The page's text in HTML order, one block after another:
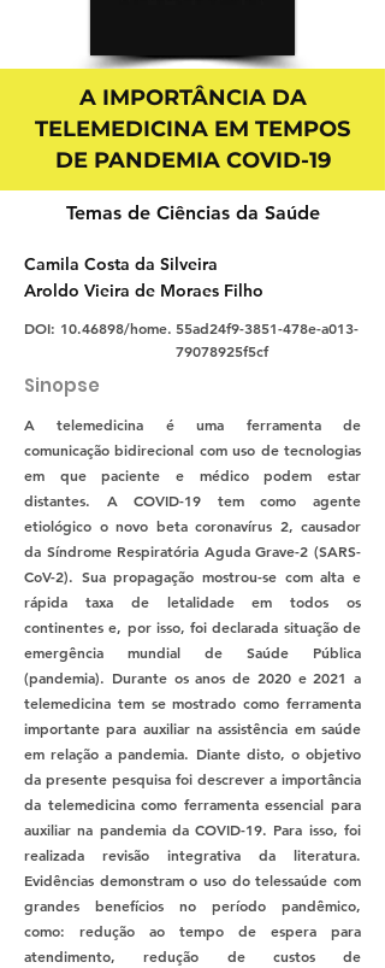
A IMPORTÂNCIA DA
TELEMEDICINA EM TEMPOS
DE PANDEMIA COVID-19
Temas de Ciências da Saúde
Camila Costa da Silveira
Aroldo Vieira de Moraes Filho
DOI: 10.46898/home. 55ad24f9-3851-478e-a013-
79078925f5cf
Sinopse
A telemedicina é uma ferramenta de
comunicação bidirecional com uso de tecnologias
em que paciente e médico podem estar
distantes. A COVID-19 tem como agente
etiológico o novo beta coronavírus 2, causador
da Síndrome Respiratória Aguda Grave-2 (SARS-
CoV-2). Sua propagação mostrou-se com alta e
rápida taxa de letalidade em todos os
continentes e, por isso, foi declarada situação de
emergência mundial de Saúde Pública
(pandemia). Durante os anos de 2020 e 2021 a
telemedicina tem se mostrado como ferramenta
importante para auxiliar na assistência em saúde
em relação a pandemia. Diante disto, o objetivo
da presente pesquisa foi descrever a importância
da telemedicina como ferramenta essencial para
auxiliar na pandemia da COVID-19. Para isso, foi
realizada revisão integrativa da literatura.
Evidências demonstram o uso do telessaúde com
grandes benefícios no período pandêmico,
como: redução ao tempo de espera para
atendimento, redução de custos de